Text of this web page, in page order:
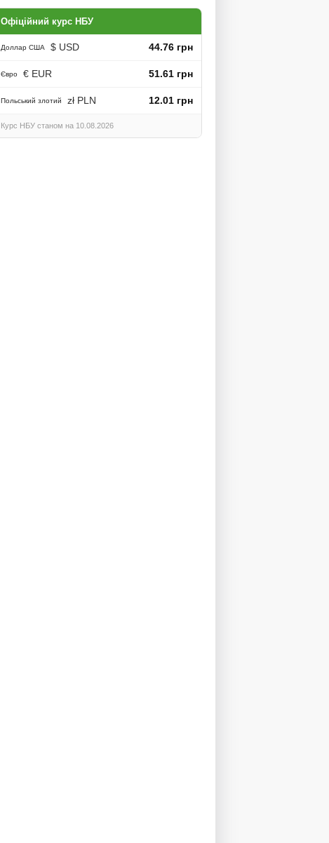
частини та підвіски
Офіційний курс НБУ
Доллар США $ USD 44.76 грн
Євро € EUR 51.61 грн
Польський злотий zł PLN 12.01 грн
Курс НБУ станом на 10.08.2026